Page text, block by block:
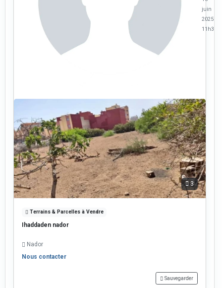
juin
2025 à
11h37
3
Terrains & Parcelles à Vendre
Ihaddaden nador
Nador
Nous contacter
Sauvegarder